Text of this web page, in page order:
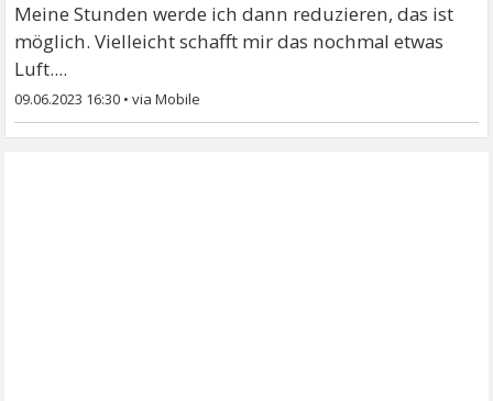
Meine Stunden werde ich dann reduzieren, das ist
möglich. Vielleicht schafft mir das nochmal etwas
Luft....
09.06.2023 16:30 •